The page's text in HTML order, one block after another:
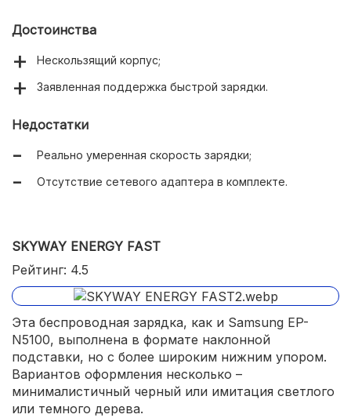
Достоинства
Нескользящий корпус;
Заявленная поддержка быстрой зарядки.
Недостатки
Реально умеренная скорость зарядки;
Отсутствие сетевого адаптера в комплекте.
SKYWAY ENERGY FAST
Рейтинг: 4.5
Эта беспроводная зарядка, как и Samsung EP-
N5100, выполнена в формате наклонной
подставки, но с более широким нижним упором.
Вариантов оформления несколько –
минималистичный черный или имитация светлого
или темного дерева.